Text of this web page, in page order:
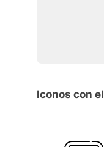
Iconos con